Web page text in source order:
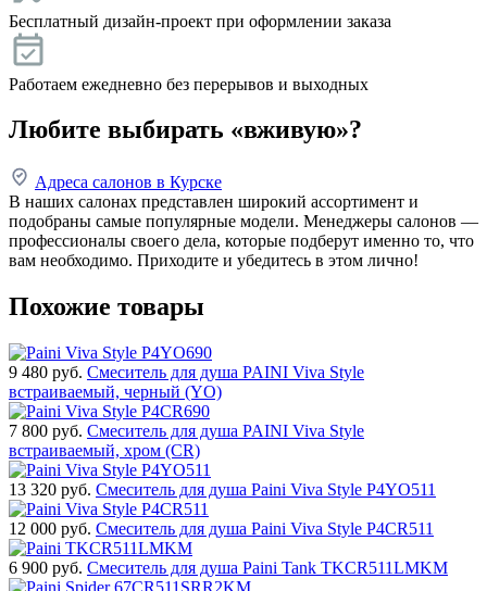
Бесплатный дизайн-проект при оформлении заказа
Работаем ежедневно без перерывов и выходных
Любите выбирать «вживую»?
Адреса салонов в Курске
В наших салонах представлен широкий ассортимент и
подобраны самые популярные модели. Менеджеры салонов —
профессионалы своего дела, которые подберут именно то, что
вам необходимо. Приходите и убедитесь в этом лично!
Похожие товары
9 480 руб. Смеситель для душа PAINI Viva Style
встраиваемый, черный (YO)
7 800 руб. Смеситель для душа PAINI Viva Style
встраиваемый, хром (CR)
13 320 руб. Смеситель для душа Paini Viva Style P4YO511
12 000 руб. Смеситель для душа Paini Viva Style P4CR511
6 900 руб. Смеситель для душа Paini Tank TKCR511LMKM